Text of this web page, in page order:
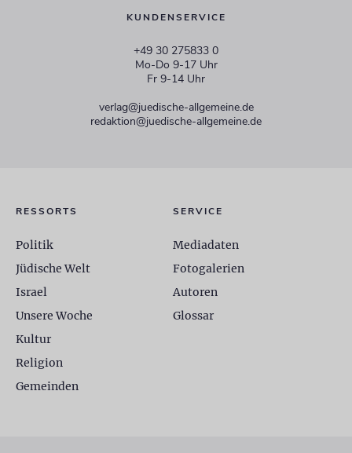
KUNDENSERVICE
+49 30 275833 0
Mo-Do 9-17 Uhr
Fr 9-14 Uhr
verlag@juedische-allgemeine.de
redaktion@juedische-allgemeine.de
RESSORTS
Politik
Jüdische Welt
Israel
Unsere Woche
Kultur
Religion
Gemeinden
SERVICE
Mediadaten
Fotogalerien
Autoren
Glossar